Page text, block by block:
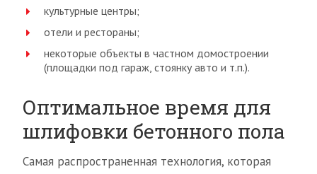
культурные центры;
отели и рестораны;
некоторые объекты в частном домостроении
(площадки под гараж, стоянку авто и т.п.).
Оптимальное время для
шлифовки бетонного пола
Самая распространенная технология, которая